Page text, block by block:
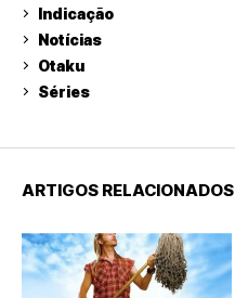
Indicação
Notícias
Otaku
Séries
ARTIGOS RELACIONADOS